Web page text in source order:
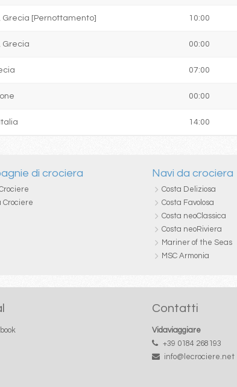
Grecia [Pernottamento] 10:00
Grecia 00:00
07:00
00:00
14:00
di crociera
Crociere
Navi da crociera
Costa Deliziosa
Costa Favolosa
Costa neoClassica
Costa neoRiviera
Mariner of the Seas
MSC Armonia
Contatti
Vidaviaggiare
+39 0184 268193
info@lecrociere.net